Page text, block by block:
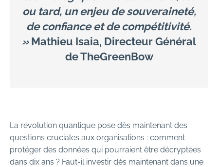
ou tard, un enjeu de souveraineté,
de confiance et de compétitivité.
»Mathieu Isaia, Directeur Général
de TheGreenBow
La révolution quantique pose dès maintenant des
questions cruciales aux organisations : comment
protéger des données qui pourraient être décryptées
dans dix ans ? Faut-il investir dès maintenant dans une